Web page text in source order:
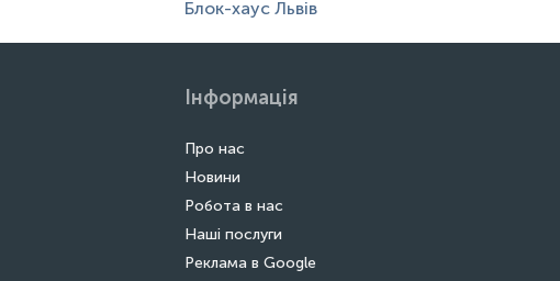
Блок-хаус Львів
Інформація
Про нас
Новини
Робота в нас
Наші послуги
Реклама в Google